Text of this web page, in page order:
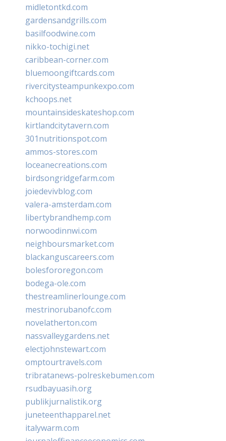
midletontkd.com
gardensandgrills.com
basilfoodwine.com
nikko-tochigi.net
caribbean-corner.com
bluemoongiftcards.com
rivercitysteampunkexpo.com
kchoops.net
mountainsideskateshop.com
kirtlandcitytavern.com
301nutritionspot.com
ammos-stores.com
loceanecreations.com
birdsongridgefarm.com
joiedevivblog.com
valera-amsterdam.com
libertybrandhemp.com
norwoodinnwi.com
neighboursmarket.com
blackanguscareers.com
bolesfororegon.com
bodega-ole.com
thestreamlinerlounge.com
mestrinorubanofc.com
novelatherton.com
nassvalleygardens.net
electjohnstewart.com
omptourtravels.com
tribratanews-polreskebumen.com
rsudbayuasih.org
publikjurnalistik.org
juneteenthapparel.net
italywarm.com